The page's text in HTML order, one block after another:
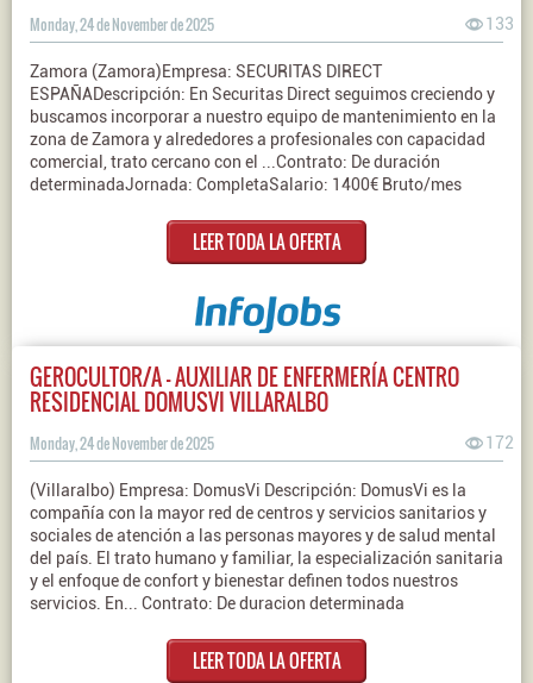
Monday, 24 de November de 2025 133
Zamora (Zamora)Empresa: SECURITAS DIRECT
ESPAÑADescripción: En Securitas Direct seguimos creciendo y
buscamos incorporar a nuestro equipo de mantenimiento en la
zona de Zamora y alrededores a profesionales con capacidad
comercial, trato cercano con el ...Contrato: De duración
determinadaJornada: CompletaSalario: 1400€ Bruto/mes
LEER TODA LA OFERTA
GEROCULTOR/A - AUXILIAR DE ENFERMERÍA CENTRO
RESIDENCIAL DOMUSVI VILLARALBO
Monday, 24 de November de 2025 172
(Villaralbo) Empresa: DomusVi Descripción: DomusVi es la
compañía con la mayor red de centros y servicios sanitarios y
sociales de atención a las personas mayores y de salud mental
del país. El trato humano y familiar, la especialización sanitaria
y el enfoque de confort y bienestar definen todos nuestros
servicios. En... Contrato: De duracion determinada
LEER TODA LA OFERTA